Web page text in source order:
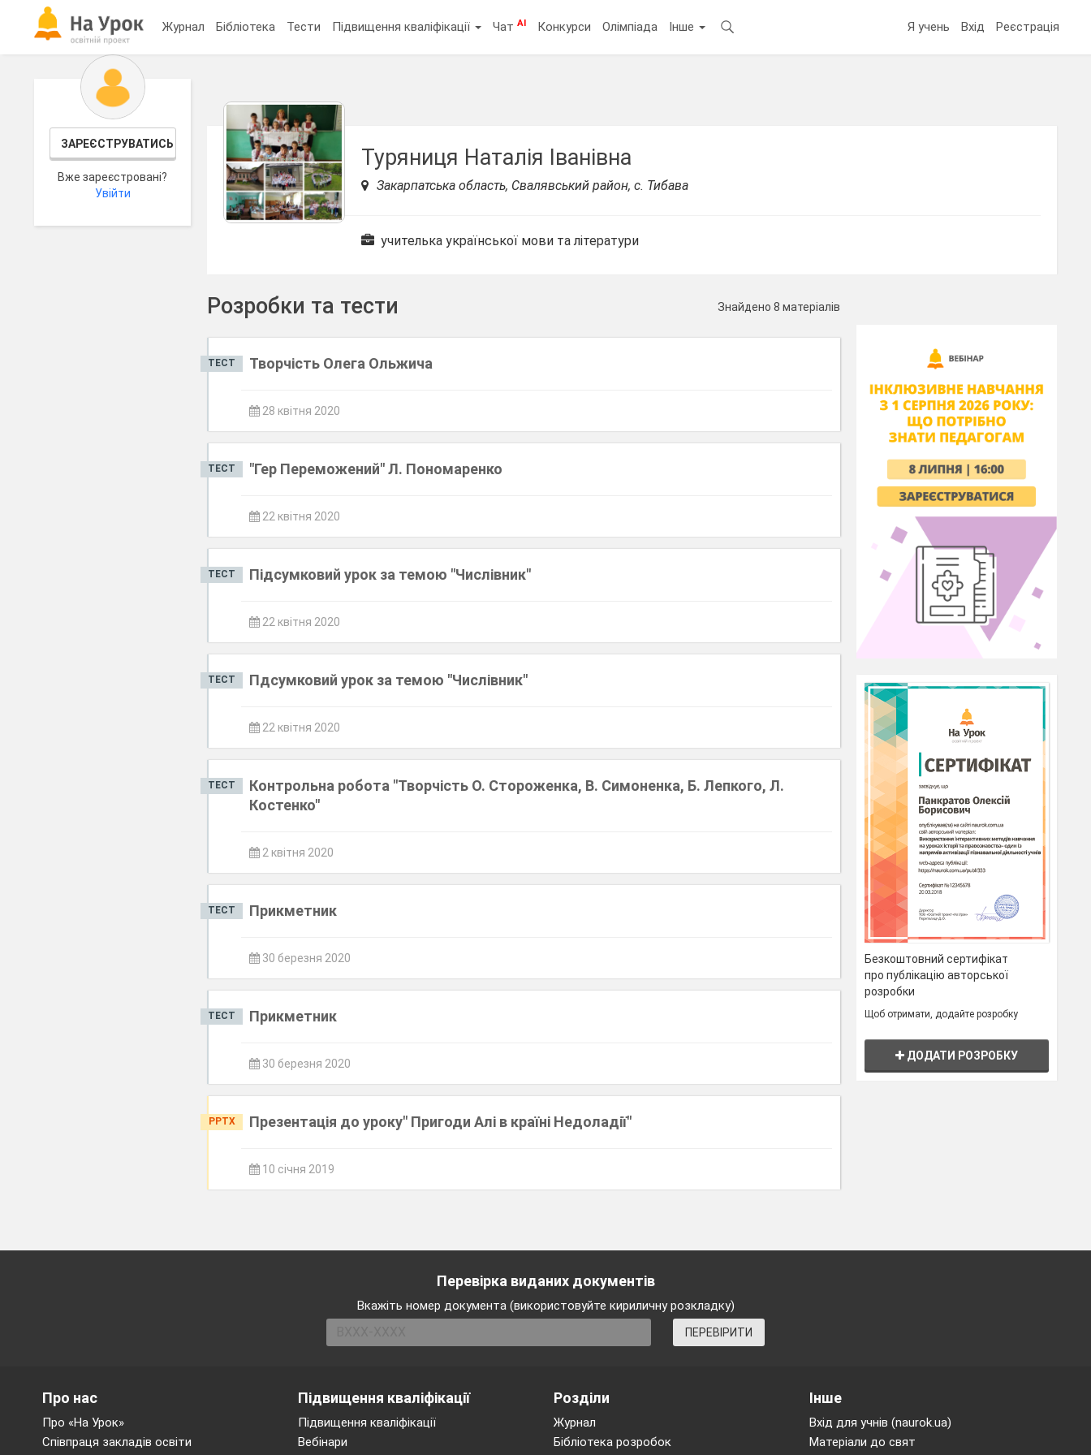
Журнал Бібліотека Тести Підвищення кваліфікації ЧатAI Конкурси Олімпіада Інше Я учень Вхід Реєстрація
ЗАРЕЄСТРУВАТИСЬ
Вже зареєстровані?
Увійти
Туряниця Наталія Іванівна
Закарпатська область, Свалявський район, с. Тибава
учителька української мови та літератури
Розробки та тести Знайдено 8 матеріалів
ТЕСТ Творчість Олега Ольжича
28 квітня 2020
ТЕСТ "Гер Переможений" Л. Пономаренко
22 квітня 2020
ТЕСТ Підсумковий урок за темою "Числівник"
22 квітня 2020
ТЕСТ Пдсумковий урок за темою "Числівник"
22 квітня 2020
ТЕСТ
Контрольна робота "Творчість О. Стороженка, В. Симоненка, Б. Лепкого, Л.
Костенко"
2 квітня 2020
ТЕСТ Прикметник
30 березня 2020
ТЕСТ Прикметник
30 березня 2020
PPTX Презентація до уроку" Пригоди Алі в країні Недоладії"
10 січня 2019
Безкоштовний сертифікат
про публікацію авторської
розробки
Щоб отримати, додайте розробку
ДОДАТИ РОЗРОБКУ
Перевірка виданих документів
Вкажіть номер документа (використовуйте кириличну розкладку)
ПЕРЕВІРИТИ
Підвищення кваліфікації
Підвищення кваліфікації
Вебінари
Розділи
Журнал
Бібліотека розробок
Про нас
Про «На Урок»
Співпраця закладів освіти
Інше
Вхід для учнів (naurok.ua)
Матеріали до свят